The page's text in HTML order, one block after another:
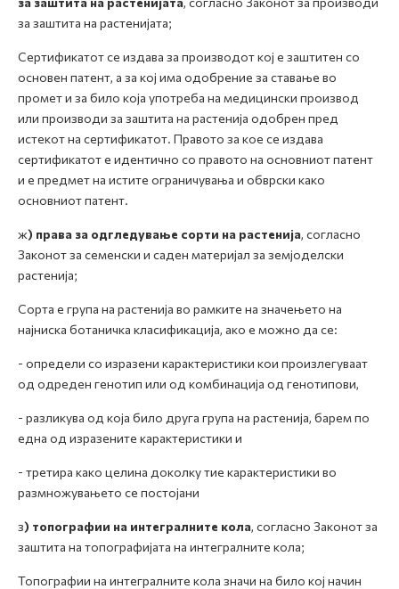
за заштита на растенијата;
Сертификатот се издава за производот кој е заштитен со
основен патент, а за кој има одобрение за ставање во
промет и за било која употреба на медицински производ
или производи за заштита на растенија одобрен пред
истекот на сертификатот. Правото за кое се издава
сертификатот е идентично со правото на основниот патент
и е предмет на истите ограничувања и обврски како
основниот патент.
ж) права за одгледување сорти на растенија, согласно
Законот за семенски и саден материјал за земјоделски
растенија;
Сорта е група на растенија во рамките на значењето на
најниска ботаничка класификација, ако е можно да се:
- определи со изразени карактеристики кои произлегуваат
од одреден генотип или од комбинација од генотипови,
- разликува од која било друга група на растенија, барем по
една од изразените карактеристики и
- третира како целина доколку тие карактеристики во
размножувањето се постојани
з) топографии на интегралните кола, согласно Законот за
заштита на топографијата на интегралните кола;
Топографии на интегралните кола значи на било кој начин